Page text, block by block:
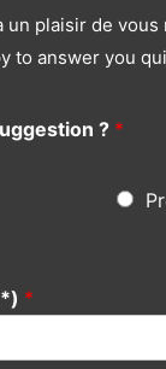
plaisir de
to answer you
? *
*